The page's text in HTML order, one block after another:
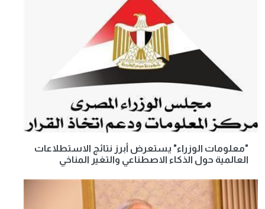
"معلومات الوزراء" يستعرض أبرز نتائج الاستطلاعات
العالمية حول الذكاء الاصطناعي والتغير المناخي